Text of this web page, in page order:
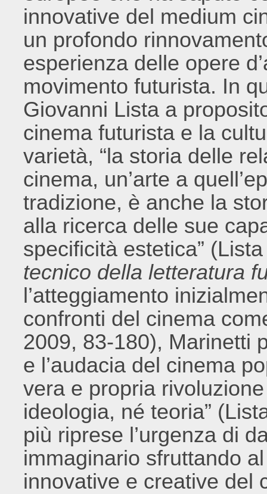
innovative del medium
un profondo
esperienza delle opere
movimento futurista. In
Giovanni Lista a
cinema futurista e la
varietà, “la storia delle
cinema, un’arte a
tradizione, è anche la
alla ricerca delle sue
specificità estetica”
tecnico della letteratura
l’atteggiamento
confronti del cinema
2009, 83-180), Marinetti
e l’audacia del cinema
vera e propria
ideologia, né teoria”
più riprese l’urgenza di
immaginario sfruttando
innovative e creative del